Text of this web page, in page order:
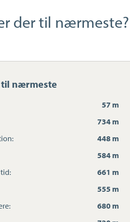
der til nærmeste?
nærmeste
57 m
734 m
448 m
584 m
661 m
555 m
680 m